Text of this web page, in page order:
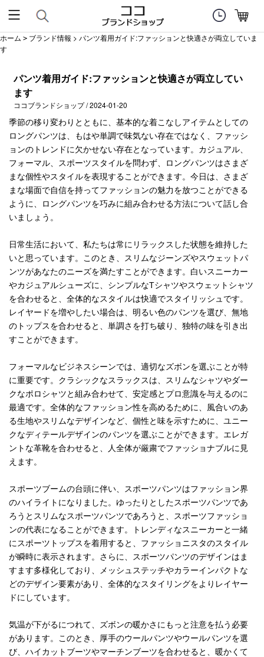
ホーム > ブランド情報 > パンツ着用ガイド:ファッションと快適さが両立していま
す
パンツ着用ガイド:ファッションと快適さが両立してい
ます
ココブランドショップ / 2024-01-20
季節の移り変わりとともに、基本的な着こなしアイテムとしての
ロングパンツは、もはや単調で味気ない存在ではなく、ファッシ
ョンのトレンドに欠かせない存在となっています。カジュアル、
フォーマル、スポーツスタイルを問わず、ロングパンツはさまざ
まな個性やスタイルを表現することができます。今日は、さまざ
まな場面で自信を持ってファッションの魅力を放つことができる
ように、ロングパンツを巧みに組み合わせる方法について話し合
いましょう。
日常生活において、私たちは常にリラックスした状態を維持した
いと思っています。このとき、スリムなジーンズやスウェットパ
ンツがあなたのニーズを満たすことができます。白いスニーカー
やカジュアルシューズに、シンプルなTシャツやスウェットシャツ
を合わせると、全体的なスタイルは快適でスタイリッシュです。
レイヤードを増やしたい場合は、明るい色のパンツを選び、無地
のトップスを合わせると、単調さを打ち破り、独特の味を引き出
すことができます。
フォーマルなビジネスシーンでは、適切なズボンを選ぶことが特
に重要です。クラシックなスラックスは、スリムなシャツやダー
クなポロシャツと組み合わせて、安定感とプロ意識を与えるのに
最適です。全体的なファッション性を高めるために、風合いのあ
る生地やスリムなデザインなど、個性と味を示すために、ユニー
クなディテールデザインのパンツを選ぶことができます。エレガ
ントな革靴を合わせると、人全体が厳粛でファッショナブルに見
えます。
スポーツブームの台頭に伴い、スポーツパンツはファッション界
のハイライトになりました。ゆったりとしたスポーツパンツであ
ろうとスリムなスポーツパンツであろうと、スポーツファッショ
ンの代表になることができます。トレンディなスニーカーと一緒
にスポーツトップスを着用すると、ファッショニスタのスタイル
が瞬時に表示されます。さらに、スポーツパンツのデザインはま
すます多様化しており、メッシュステッチやカラーインパクトな
どのデザイン要素があり、全体的なスタイリングをよりレイヤー
ドにしています。
気温が下がるにつれて、ズボンの暖かさにもっと注意を払う必要
があります。このとき、厚手のウールパンツやウールパンツを選
び、ハイカットブーツやマーチンブーツを合わせると、暖かくて